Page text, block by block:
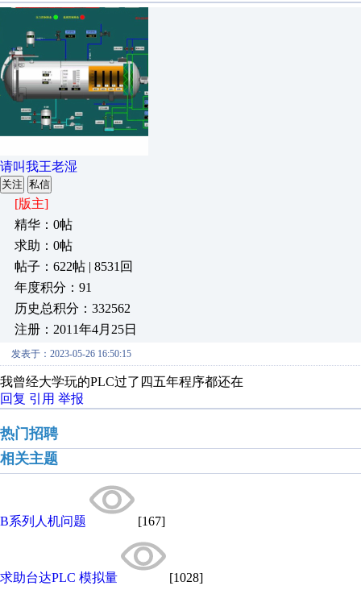
请叫我王老湿
关注 私信
[版主]
精华：0帖
求助：0帖
帖子：622帖 | 8531回
年度积分：91
历史总积分：332562
注册：2011年4月25日
发表于：2023-05-26 16:50:15
我曾经大学玩的PLC过了四五年程序都还在
回复 引用 举报
热门招聘
相关主题
B系列人机问题 [167]
求助台达PLC 模拟量 [1028]